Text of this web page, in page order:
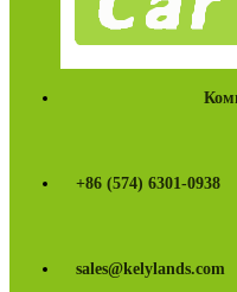
+86 (574) 6301-0938
sales@kelylands.com